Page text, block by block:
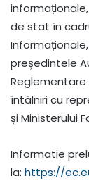
de stat în
președintele
Reglementare
întâlniri cu
și Ministerului
Informatie
la: https://